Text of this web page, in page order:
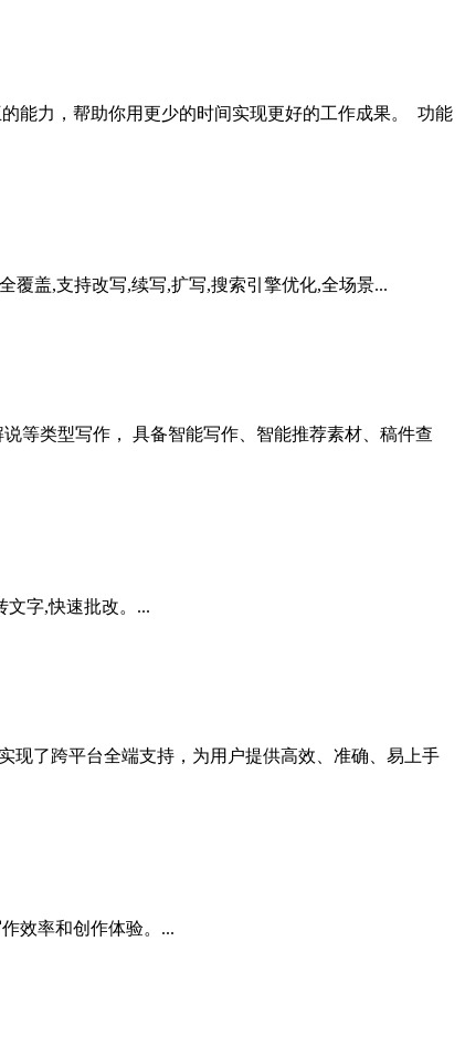
能力，帮助你用更少的时间实现更好的工作成果。 功能
覆盖,支持改写,续写,扩写,搜索引擎优化,全场景...
等类型写作， 具备智能写作、智能推荐素材、稿件查
文字,快速批改。...
了跨平台全端支持，为用户提供高效、准确、易上手
效率和创作体验。...